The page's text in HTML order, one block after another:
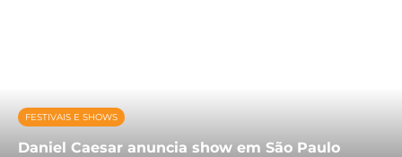
FESTIVAIS E SHOWS
Daniel Caesar anuncia show em São Paulo